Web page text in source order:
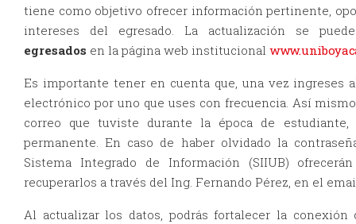
tiene como objetivo ofrecer información pertinente,
intereses del egresado. La actualización se
egresados en la página web institucional
Es importante tener en cuenta que, una vez ingreses
electrónico por uno que uses con frecuencia. Así
correo que tuviste durante la época de
permanente. En caso de haber olvidado la
Sistema Integrado de Información (SIIUB)
recuperarlos a través del Ing. Fernando Pérez, en el
Al actualizar los datos, podrás fortalecer la